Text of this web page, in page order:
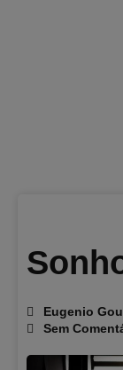
Eugenio
Sem